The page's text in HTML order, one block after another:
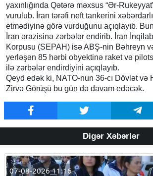
yaxınlığında Qətərə məxsus “Ər-
vurulub. İran tərəfi neft tankerini
etmədiyinə görə vurduğunu açıqlayıb.
İran ərazisinə zərbələr endirib. İran
Korpusu (SEPAH) isə ABŞ-nin Bəhreyn
yerləşən 85 hərbi obyektinə raket və
ilə zərbələr endirdiyini açıqlayıb.
Qeyd edək ki, NATO-nun 36-cı Dövlət və
Zirvə Görüşü bu gün də davam edəcək.
Digər Xəbərlər
07-08-2026 11:16